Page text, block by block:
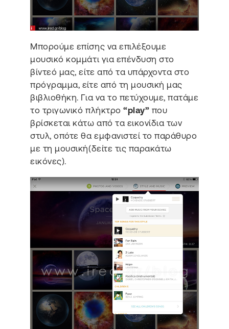
Μπορούμε επίσης να επιλέξουμε
μουσικό κομμάτι για επένδυση στο
βίντεό μας, είτε από τα υπάρχοντα στο
πρόγραμμα, είτε από τη μουσική μας
βιβλιοθήκη. Για να το πετύχουμε, πατάμε
το τριγωνικό πλήκτρο“play” που
βρίσκεται κάτω από τα εικονίδια των
στυλ, οπότε θα εμφανιστεί το παράθυρο
με τη μουσική(δείτε τις παρακάτω
εικόνες).